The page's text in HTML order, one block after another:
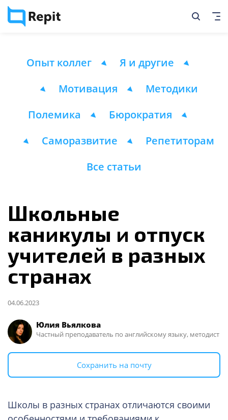
Опыт коллег
Я и другие
Мотивация
Методики
Полемика
Бюрократия
Саморазвитие
Репетиторам
Все статьи
Школьные
каникулы и отпуск
учителей в разных
странах
04.06.2023
Юлия Вьялкова
Частный преподаватель по английскому языку, методист
Сохранить на почту
Школы в разных странах отличаются своими